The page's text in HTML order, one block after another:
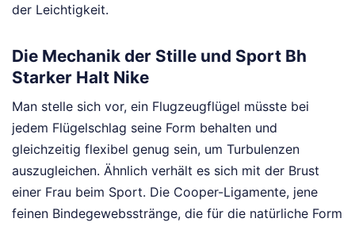
der Leichtigkeit.
Die Mechanik der Stille und Sport Bh
Starker Halt Nike
Man stelle sich vor, ein Flugzeugflügel müsste bei
jedem Flügelschlag seine Form behalten und
gleichzeitig flexibel genug sein, um Turbulenzen
auszugleichen. Ähnlich verhält es sich mit der Brust
einer Frau beim Sport. Die Cooper-Ligamente, jene
feinen Bindegewebsstränge, die für die natürliche Form